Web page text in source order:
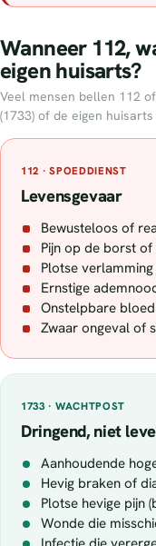
Wanneer 112,
eigen huisarts?
Veel mensen bellen 112
(1733) of de eigen
112 · SPOEDDIENST
Levensgevaar
Bewusteloos of
Pijn op de borst
Plotse
Ernstige
Onstelpbare
Zwaar ongeval of
1733 · WACHTPOST
Dringend, niet
Aanhoudende
Hevig braken of
Plotse hevige pijn
Wonde die